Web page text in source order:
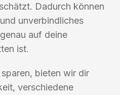
Dadurch können
unverbindliches
auf deine
ist.
bieten wir dir
verschiedene